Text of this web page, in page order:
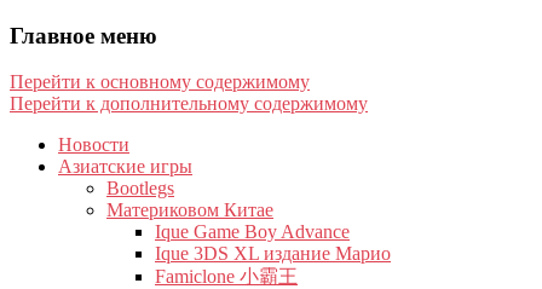
Главное меню
Перейти к основному содержимому
Перейти к дополнительному содержимому
Новости
Азиатские игры
Bootlegs
Материковом Китае
Ique Game Boy Advance
Ique 3DS XL издание Марио
Famiclone 小霸王